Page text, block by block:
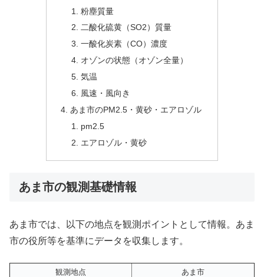
粉塵質量
二酸化硫黄（SO2）質量
一酸化炭素（CO）濃度
オゾンの状態（オゾン全量）
気温
風速・風向き
あま市のPM2.5・黄砂・エアロゾル
pm2.5
エアロゾル・黄砂
あま市の観測基礎情報
あま市では、以下の地点を観測ポイントとして情報。あま
市の役所等を基準にデータを収集します。
観測地点
あま市